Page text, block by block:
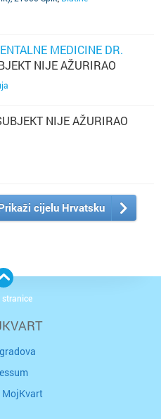
MEDICINE DR.
NIJE AŽURIRAO
NIJE AŽURIRAO
cijelu Hrvatsku
MojKvart
stranice